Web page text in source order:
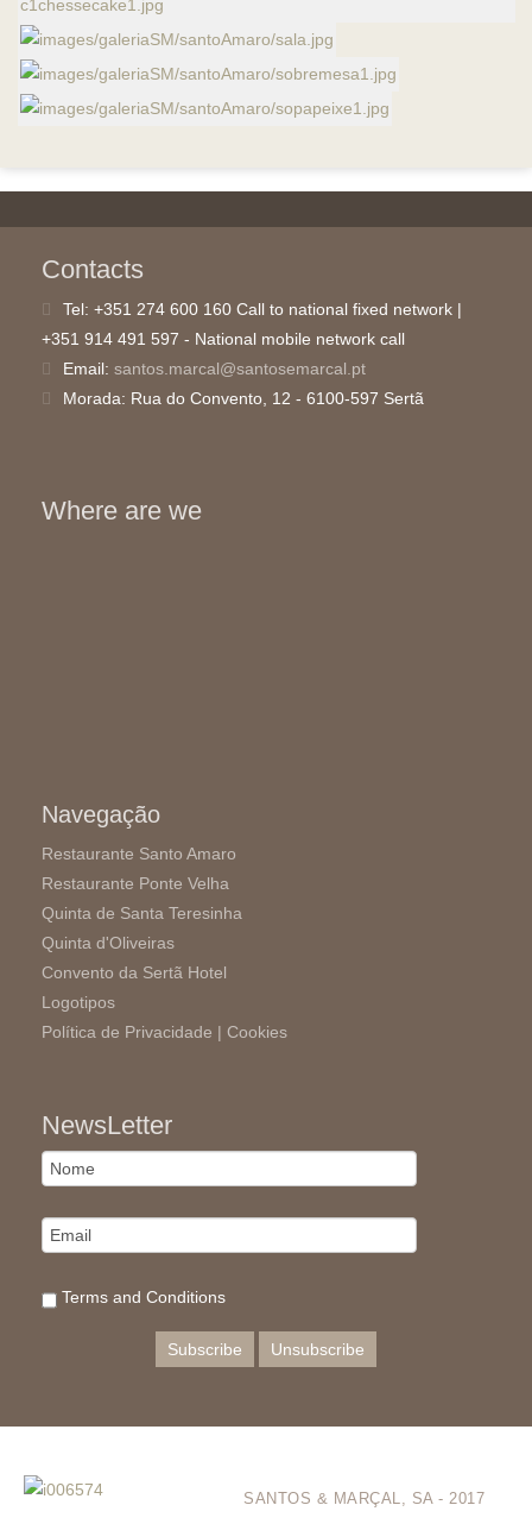
Contacts
Tel: +351 274 600 160 Call to national fixed network |
+351 914 491 597 - National mobile network call
Email: santos.marcal@santosemarcal.pt
Morada: Rua do Convento, 12 - 6100-597 Sertã
Where are we
Navegação
Restaurante Santo Amaro
Restaurante Ponte Velha
Quinta de Santa Teresinha
Quinta d'Oliveiras
Convento da Sertã Hotel
Logotipos
Política de Privacidade | Cookies
NewsLetter
Terms and Conditions
SANTOS & MARÇAL, SA - 2017